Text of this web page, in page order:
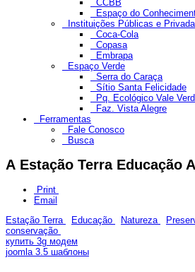
CCBB
Espaço do
Instituições Públicas e
Coca-Cola
Copasa
Embrapa
Espaço Verde
Serra do Caraça
Sítio Santa Felicidade
Pq. Ecológico Vale
Faz. Vista Alegre
Ferramentas
Fale Conosco
Busca
A Estação Terra Educação
Print
Email
Estação Terra
Educação Natureza
conservação
купить 3g модем
joomla 3.5 шаблоны